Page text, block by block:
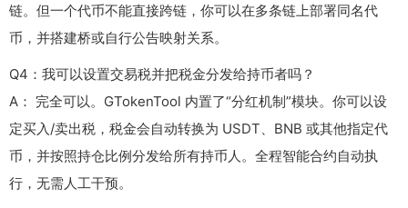
链。但一个代币不能直接跨链，你可以在多条链上部署同名代
币，并搭建桥或自行公告映射关系。
Q4：我可以设置交易税并把税金分发给持币者吗？
A： 完全可以。GTokenTool 内置了“分红机制”模块。你可以设
定买入/卖出税，税金会自动转换为 USDT、BNB 或其他指定代
币，并按照持仓比例分发给所有持币人。全程智能合约自动执
行，无需人工干预。